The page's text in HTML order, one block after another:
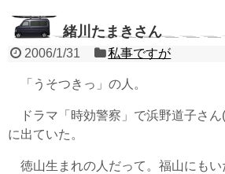
緒川たまきさん
2006/1/31 私事ですが
「うそつきっ」の人。
ドラマ「時効警察」で浜野道子さん
に出ていた。
徳山生まれの人だって。福山にもい